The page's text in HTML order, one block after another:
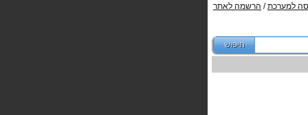
למערכת/ הרשמה לאתר